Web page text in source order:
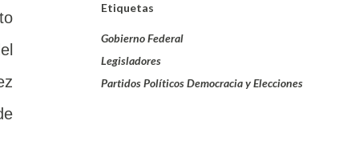
Etiquetas
Gobierno Federal
Legisladores
Partidos Políticos Democracia y Elecciones